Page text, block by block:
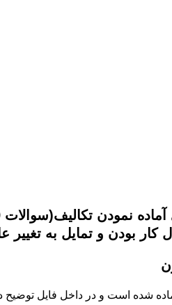
شده است و در داخل فایل